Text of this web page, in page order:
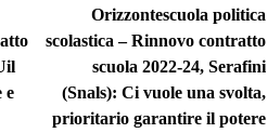
e
Orizzontescuola politica
scolastica – Rinnovo contratto
scuola 2022-24, Serafini
(Snals): Ci vuole una svolta,
prioritario garantire il potere